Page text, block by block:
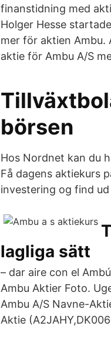
finanstidning med
Holger Hesse
mer för aktien Ambu.
aktie för Ambu A/S
börsen
Hos Nordnet kan du
Få dagens aktiekurs
investering og find
lagliga sätt
– dar aire con el
Ambu Aktier Foto.
Ambu A/S Navne-
Aktie